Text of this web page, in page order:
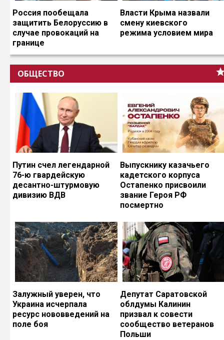
Россия пообещала
защитить Белоруссию в
случае провокаций на
границе
Власти Крыма назвали
смену киевского
режима условием мира
ОБЩЕСТВО
Путин счел легендарной
76-ю гвардейскую
десантно-штурмовую
дивизию ВДВ
Выпускнику казачьего
кадетского корпуса
Остапенко присвоили
звание Героя РФ
посмертно
Залужный уверен, что
Украина исчерпала
ресурс нововведений на
поле боя
Депутат Саратовской
облдумы Калинин
призвал к совести
сообщество ветеранов
Польши